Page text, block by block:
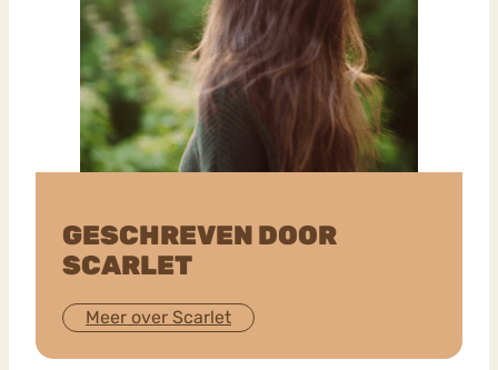
GESCHREVEN DOOR
SCARLET
Meer over Scarlet